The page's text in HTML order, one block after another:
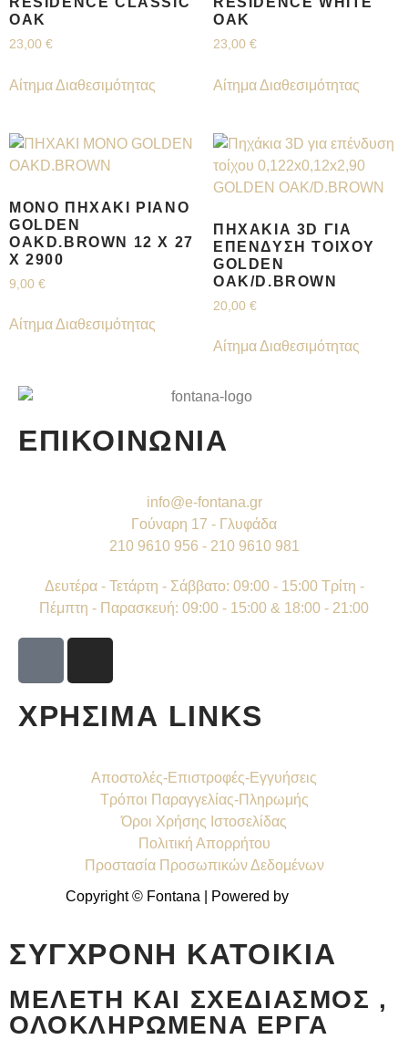
OAK
23,00 €
Αίτημα Διαθεσιμότητας
OAK
23,00 €
Αίτημα Διαθεσιμότητας
ΜΟΝΌ ΠΗΧΆΚΙ PIANO
GOLDEN
OAKD.BROWN 12 Χ 27
Χ 2900
9,00 €
Αίτημα Διαθεσιμότητας
ΠΗΧΆΚΙΑ 3D ΓΙΑ
ΕΠΈΝΔΥΣΗ ΤΟΊΧΟΥ
GOLDEN
OAK/D.BROWN
20,00 €
Αίτημα Διαθεσιμότητας
ΕΠΙΚΟΙΝΩΝΙΑ
info@e-fontana.gr
Γούναρη 17 - Γλυφάδα
210 9610 956 - 210 9610 981
Δευτέρα - Τετάρτη - Σάββατο: 09:00 - 15:00 Τρίτη -
Πέμπτη - Παρασκευή: 09:00 - 15:00 & 18:00 - 21:00
ΧΡΗΣΙΜΑ LINKS
Αποστολές-Επιστροφές-Εγγυήσεις
Τρόποι Παραγγελίας-Πληρωμής
Όροι Χρήσης Ιστοσελίδας
Πολιτική Απορρήτου
Προστασία Προσωπικών Δεδομένων
Copyright © Fontana | Powered by
ΣΎΓΧΡΟΝΗ ΚΑΤΟΙΚΊΑ
ΜΕΛΈΤΗ ΚΑΙ ΣΧΕΔΙΑΣΜΌΣ ,
ΟΛΟΚΛΗΡΩΜΈΝΑ ΈΡΓΑ